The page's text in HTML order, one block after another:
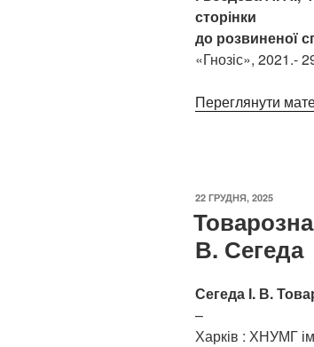
сторінки
до розвиненої
«Гнозіс», 2021.-
Переглянути
ОПУБЛІКОВАНО
22 ГРУДНЯ, 2025
В. Сегеда
Сегеда І. В.
–
Харків : ХНУМГ